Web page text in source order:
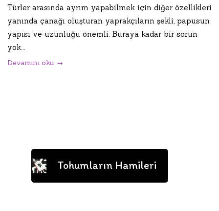
Türler arasında ayrım yapabilmek için diğer özellikleri
yanında çanağı oluşturan yaprakçıların şekli, papusun
yapısı ve uzunluğu önemli. Buraya kadar bir sorun
yok...
Devamını oku
Tohumların Hamileri